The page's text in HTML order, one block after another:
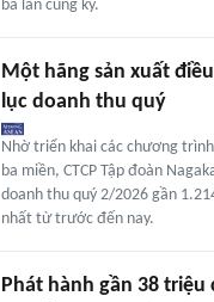
ba lần cùng kỳ.
Một hãng sản xuất
lục doanh thu quý
Nhờ triển khai các chương
ba miền, CTCP Tập đoàn
doanh thu quý 2/2026 gần
nhất từ trước đến nay.
Phát hành gần 38 triệu